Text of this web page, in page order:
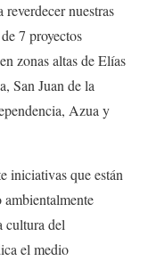
reverdecer nuestras
7 proyectos
zonas altas de Elías
San Juan de la
Azua y
iniciativas que están
cultura del
el medio